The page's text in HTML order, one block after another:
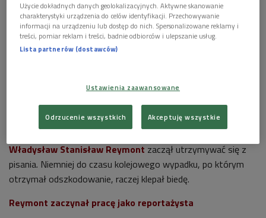
Jacek Malczewski, Portret Władysława Reymonta, 1905, Muzeum Narodowe
w Warszawie
Foto: Domena publiczna/CC0
Nie lubił podobno szkoły, miał opinię urwisa, wykształcił się
na krawca, bywał, z niewielkim powodzeniem, aktorem,
Władysław Stanisław Reymont zaczął utrzymywać się z
pisania. Niemniej do czasu kolejowego wypadku, po którym
otrzymał odszkodowanie, raczej klepał biedę.
Reymont zaczynał pracę jako reportażysta
Użycie dokładnych danych geolokalizacyjnych. Aktywne skanowanie
charakterystyki urządzenia do celów identyfikacji. Przechowywanie
informacji na urządzeniu lub dostęp do nich. Spersonalizowane reklamy i
treści, pomiar reklam i treści, badnie odbiorców i ulepszanie usług.
Lista partnerów (dostawców)
Ustawienia zaawansowane
Odrzucenie wszystkich Akceptuję wszystkie